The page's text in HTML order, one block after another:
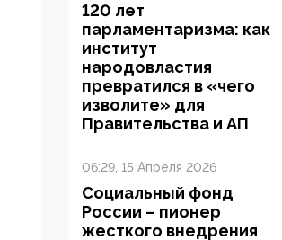
120 лет
парламентаризма: как
институт
народовластия
превратился в «чего
изволите» для
Правительства и АП
06:29, 15 Апреля 2026
Социальный фонд
России – пионер
жесткого внедрения